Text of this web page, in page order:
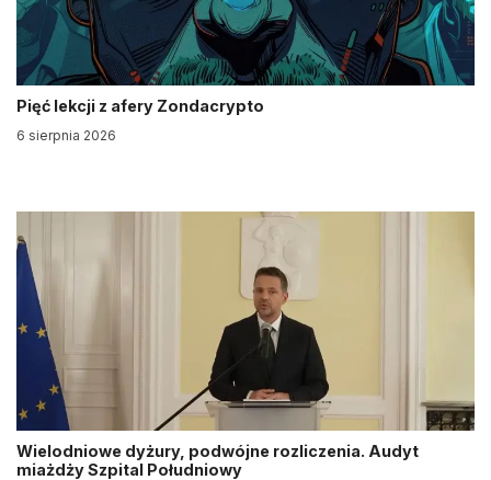
Pięć lekcji z afery Zondacrypto
6 sierpnia 2026
Wielodniowe dyżury, podwójne rozliczenia. Audyt
miażdży Szpital Południowy